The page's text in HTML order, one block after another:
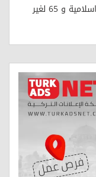
هناك 333 مقبرة في اسطنبول 268 منها اسلامية و 65 لغير